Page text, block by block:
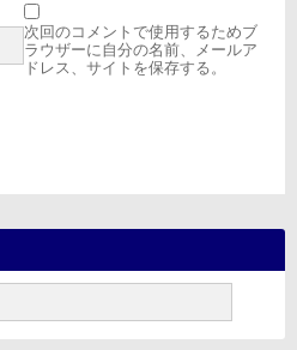
次回のコメントで使用するためブ
ラウザーに自分の名前、メールア
ドレス、サイトを保存する。